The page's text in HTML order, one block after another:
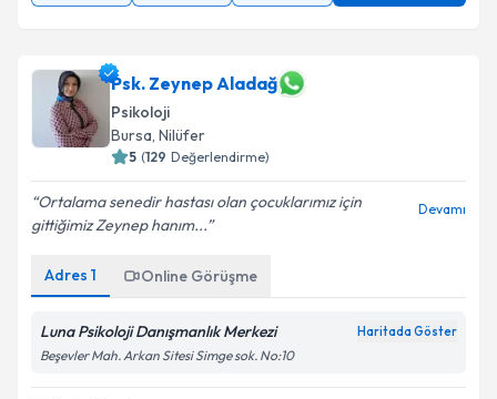
Psk. Zeynep Aladağ
Psikoloji
Bursa, Nilüfer
5 (129 Değerlendirme)
Ortalama senedir hastası olan çocuklarımız için
gittiğimiz Zeynep hanım...
Devamı
Adres 1 Online Görüşme
Luna Psikoloji Danışmanlık Merkezi Haritada Göster
Beşevler Mah. Arkan Sitesi Simge sok. No:10